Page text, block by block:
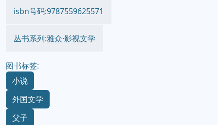
isbn号码:9787559625571
丛书系列:雅众·影视文学
图书标签:
小说
外国文学
父子